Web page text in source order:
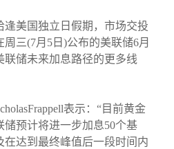
逢美国独立日假期，市场交投
三(7月5日)公布的美联储6月
联储未来加息路径的更多线
表示：“目前黄金
预计将进一步加息50个基
在达到最终峰值后一段时间内